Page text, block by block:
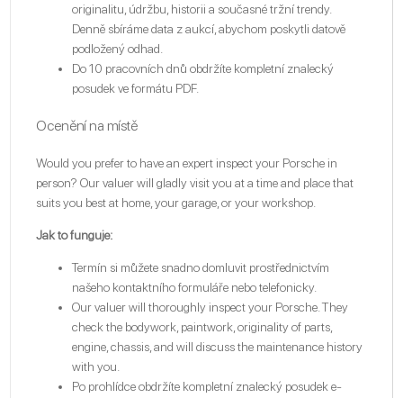
originalitu, údržbu, historii a současné tržní trendy.
Denně sbíráme data z aukcí, abychom poskytli datově
podložený odhad.
Do 10 pracovních dnů obdržíte kompletní znalecký
posudek ve formátu PDF.
Ocenění na místě
Would you prefer to have an expert inspect your Porsche in
person? Our valuer will gladly visit you at a time and place that
suits you best at home, your garage, or your workshop.
Jak to funguje:
Termín si můžete snadno domluvit prostřednictvím
našeho kontaktního formuláře nebo telefonicky.
Our valuer will thoroughly inspect your Porsche. They
check the bodywork, paintwork, originality of parts,
engine, chassis, and will discuss the maintenance history
with you.
Po prohlídce obdržíte kompletní znalecký posudek e-